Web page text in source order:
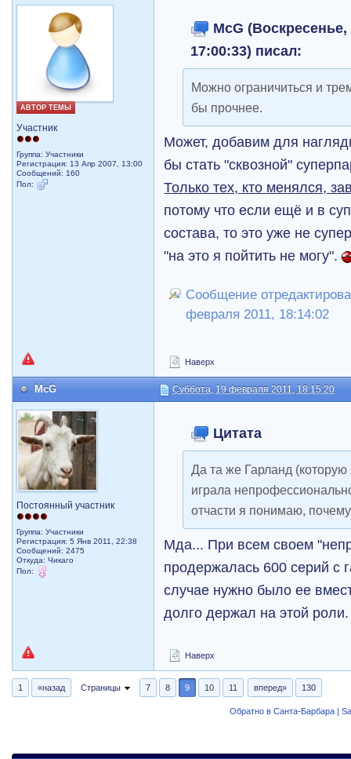
АВТОР ТЕМЫ
Участник
Группа: Участники
Регистрация: 13 Апр 2007, 13:00
Сообщений: 160
Пол:
McG
17:00:33) писал:
Можно ограничиться и
бы прочнее.
Может, добавим для
бы стать "сквозной"
Только тех, кто менялся,
потому что если ещё и в
состава, то это уже не
"на это я пойтить не могу".
Сообщение
февраля 2011, 18:14:02
Наверх
McG Суббота, 19 февраля 2011, 18:15:20
Постоянный участник
Группа: Участники
Регистрация: 5 Янв 2011, 22:38
Сообщений: 2475
Откуда: Чикаго
Пол:
Цитата
Да та же Гарланд
играла
отчасти я понимаю,
Мда... При всем своем
продержалась 600 серий с
случае нужно было ее
долго держал на этой роли.
Наверх
1 «назад Страницы 7 8 9 10 11 вперед» 130
Обратно в Санта-Барбара |